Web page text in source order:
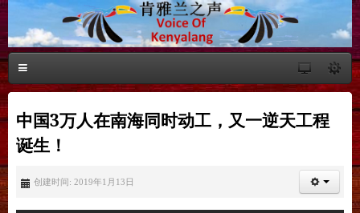
中国3万人在南海同时动工，又一逆天工程
诞生！
创建时间: 2019年1月13日